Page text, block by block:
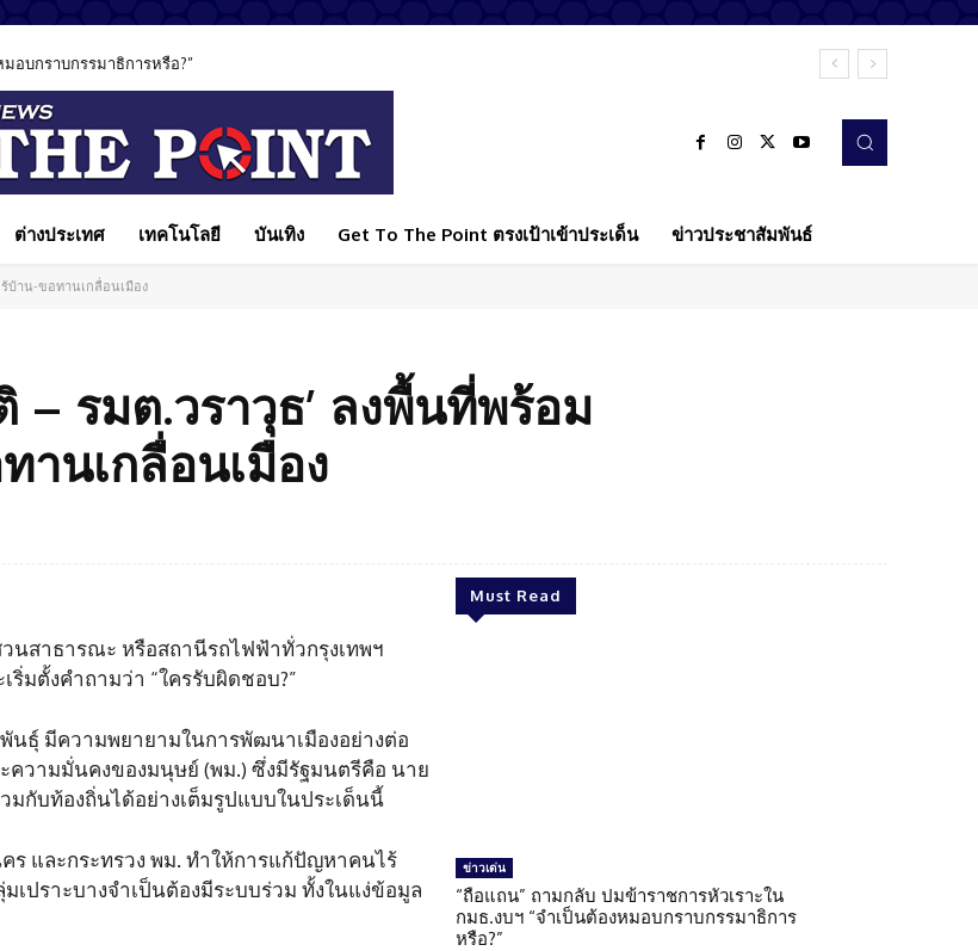
มอบกราบกรรมาธิการหรือ?”
ต่างประเทศ เทคโนโลยี บันเทิง Get To The Point ตรงเป้าเข้าประเด็น ข่าวประชาสัมพันธ์
บ้าน-ขอทานเกลื่อนเมือง
– รมต.วราวุธ’ ลงพื้นที่พร้อม
นเกลื่อนเมือง
สาธารณะ หรือสถานีรถไฟฟ้าทั่วกรุงเทพฯ
มตั้งคำถามว่า “ใครรับผิดชอบ?”
นธุ์ มีความพยายามในการพัฒนาเมืองอย่างต่อ
วามมั่นคงของมนุษย์ (พม.) ซึ่งมีรัฐมนตรีคือ นาย
มกับท้องถิ่นได้อย่างเต็มรูปแบบในประเด็นนี้
ร และกระทรวง พม. ทำให้การแก้ปัญหาคนไร้
ปราะบางจำเป็นต้องมีระบบร่วม ทั้งในแง่ข้อมูล
Must Read
ข่าวเด่น
“ถือแถน” ถามกลับ ปมข้าราชการหัวเราะใน
กมธ.งบฯ “จำเป็นต้องหมอบกราบกรรมาธิการ
หรือ?”